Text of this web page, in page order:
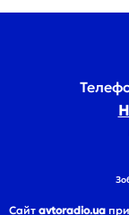
Сайт avtoradio.ua